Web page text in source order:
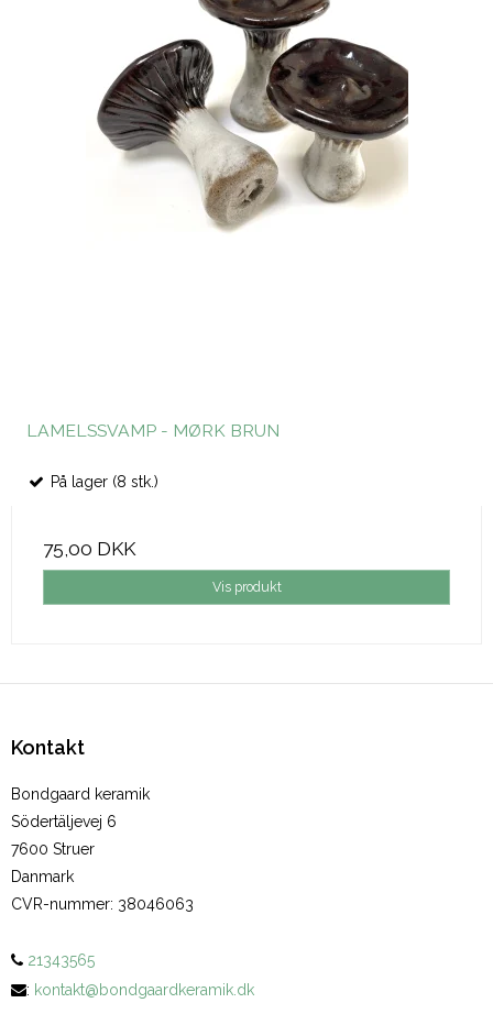
LAMELSSVAMP - MØRK BRUN
På lager (8 stk.)
75,00 DKK
Vis produkt
Kontakt
Bondgaard keramik
Södertäljevej 6
7600 Struer
Danmark
CVR-nummer: 38046063
21343565
: kontakt@bondgaardkeramik.dk